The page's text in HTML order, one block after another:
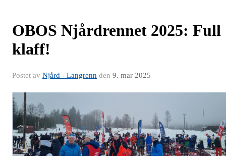
OBOS Njårdrennet 2025: Full
klaff!
Postet av Njård - Langrenn den 9. mar 2025